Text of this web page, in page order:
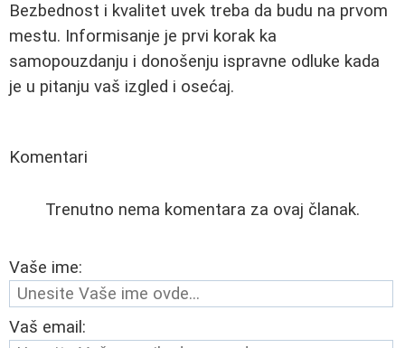
Bezbednost i kvalitet uvek treba da budu na prvom
mestu. Informisanje je prvi korak ka
samopouzdanju i donošenju ispravne odluke kada
je u pitanju vaš izgled i osećaj.
Komentari
Trenutno nema komentara za ovaj članak.
Vaše ime:
Vaš email: